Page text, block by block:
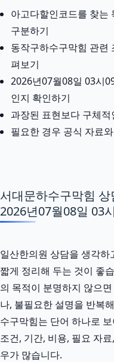
아고다할인코드를 찾는
구분하기
동작구하수구막힘 관련
펴보기
2026년07월08일 03시
인지 확인하기
과장된 표현보다 구체
필요한 경우 공식 자료
서대문하수구막힘
2026년07월08일 03
일산한의원 상담을 생각
짧게 정리해 두는 것이 좋
의 목적이 분명하지 않으
나, 불필요한 설명을 반복
수구막힘는 단어 하나로
조건, 기간, 비용, 필요 자
우가 많습니다.